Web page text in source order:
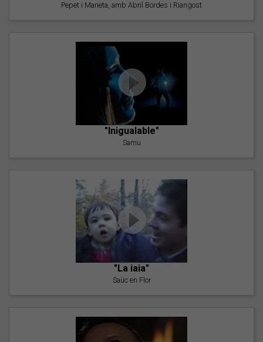
Pepet i Marieta, amb Abril Bordes i Riangost
"Inigualable"
Samu
"La iaia"
Saüc en Flor